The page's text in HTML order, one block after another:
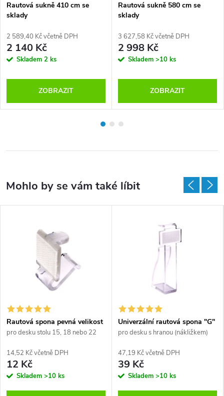
Rautová sukně 410 cm se
sklady
2 589,40 Kč včetně DPH
2 140 Kč
Skladem 2 ks
ZOBRAZIT
Rautová sukně 580 cm se
sklady
3 627,58 Kč včetně DPH
2 998 Kč
Skladem >10 ks
ZOBRAZIT
Rautová spona pevná velikost
pro desku stolu 15, 18 nebo 22
14,52 Kč včetně DPH
12 Kč
Skladem >10 ks
Univerzální rautová spona "G"
pro desku s hranou (nákližkem)
47,19 Kč včetně DPH
39 Kč
Skladem >10 ks